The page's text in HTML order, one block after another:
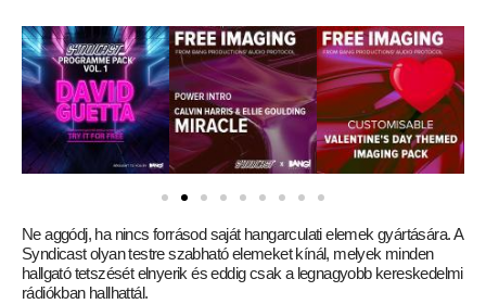
Ne aggódj, ha nincs forrásod saját hangarculati elemek gyártására. A
Syndicast olyan testre szabható elemeket kínál, melyek minden
hallgató tetszését elnyerik és eddig csak a legnagyobb kereskedelmi
rádiókban hallhattál.